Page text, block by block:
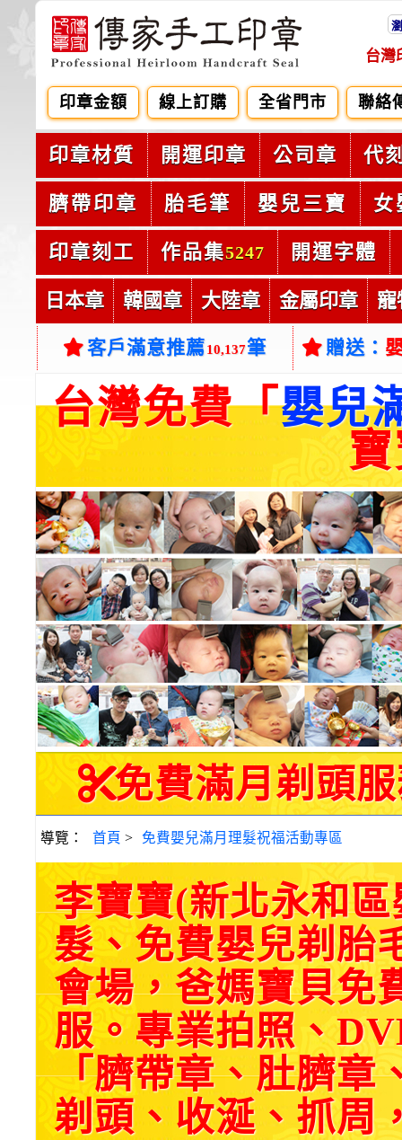
台灣
印章金額 線上訂購 全省門市 聯絡
印章材質 開運印章 公司章 代
臍帶印章 胎毛筆 嬰兒三寶 女
印章刻工 作品集5247 開運字體
日本章 韓國章 大陸章 金屬印章 寵
客戶滿意推薦10,137筆 贈送：
台灣免費「嬰兒
免費滿月剃頭服
導覽： 首頁 > 免費嬰兒滿月理髮祝福活動專區
李寶寶(新北永和
髮、免費嬰兒剃胎
會場，爸媽寶貝免
服。專業拍照、
「臍帶章、肚臍章
剃頭、收涎、抓周